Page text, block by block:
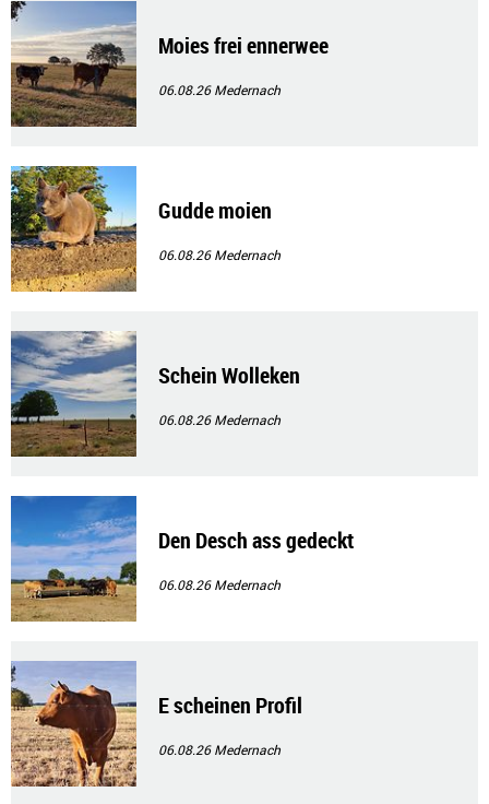
Moies frei ennerwee
06.08.26Medernach
Gudde moien
06.08.26Medernach
Schein Wolleken
06.08.26Medernach
Den Desch ass gedeckt
06.08.26Medernach
E scheinen Profil
06.08.26Medernach